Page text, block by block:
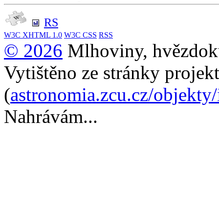
RS
W3C XHTML 1.0 W3C CSS RSS
© 2026 Mlhoviny,
Vytištěno ze stránky
(astronomia.zcu.cz/
Nahrávám...